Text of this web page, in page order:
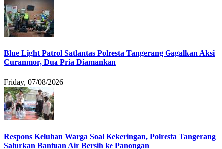
Blue Light Patrol Satlantas Polresta Tangerang Gagalkan Aksi
Curanmor, Dua Pria Diamankan
Friday, 07/08/2026
Respons Keluhan Warga Soal Kekeringan, Polresta Tangerang
Salurkan Bantuan Air Bersih ke Panongan